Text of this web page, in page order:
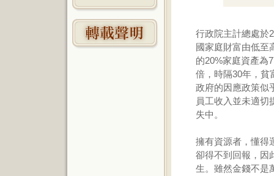
行政院主計總處於
國家庭財富由低至
的20%家庭資產為
倍，時隔30年，貧
政府的因應政策似
員工收入並未適切
失中。
擁有資源者，懂得
卻得不到回報，因
生。雖然金錢不是